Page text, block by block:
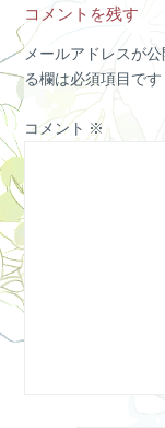
コメントを残す
メールアドレスが
る欄は必須項目です
コメント ※